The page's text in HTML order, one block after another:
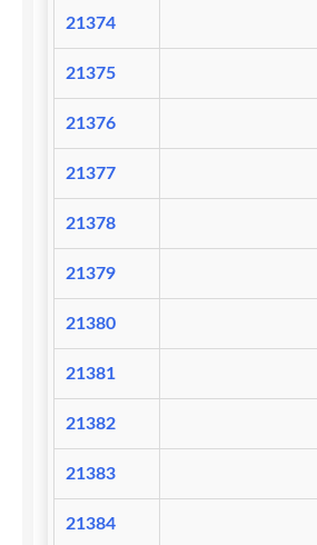
21374
21375
21376
21377
21378
21379
21380
21381
21382
21383
21384